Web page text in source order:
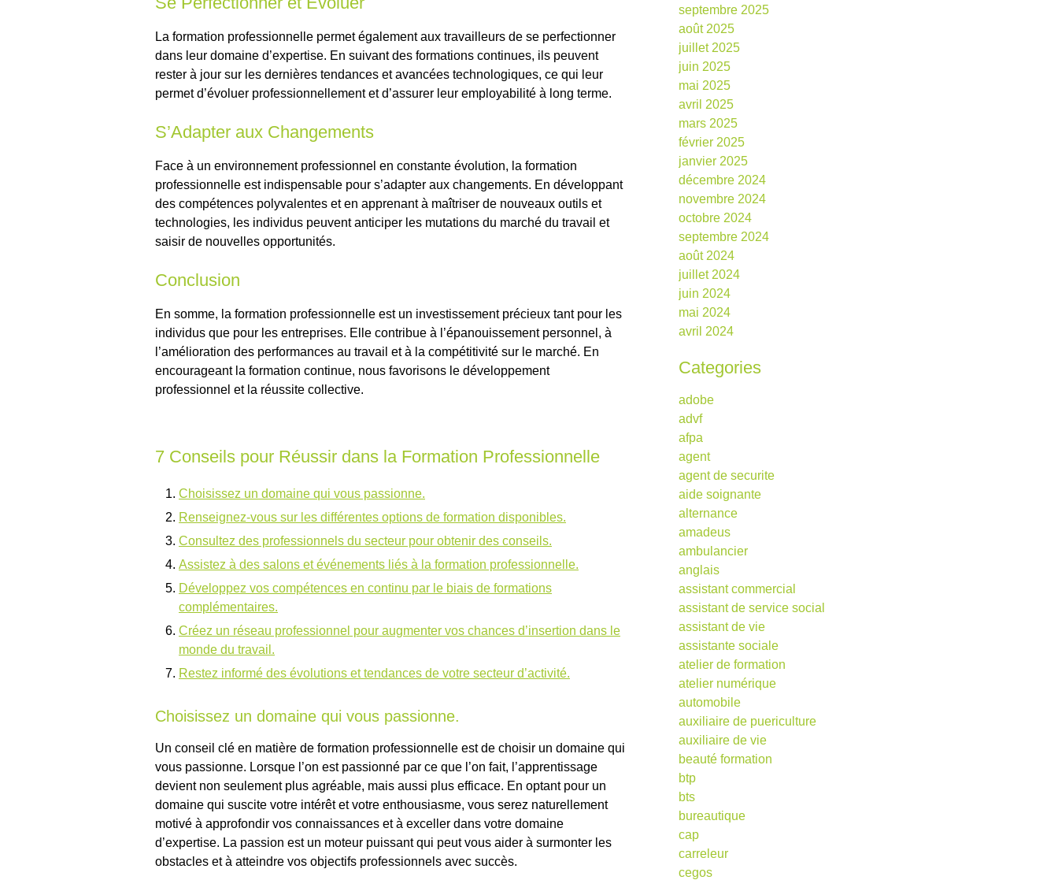
La formation professionnelle permet également aux travailleurs de se perfectionner
dans leur domaine d’expertise. En suivant des formations continues, ils peuvent
rester à jour sur les dernières tendances et avancées technologiques, ce qui leur
permet d’évoluer professionnellement et d’assurer leur employabilité à long terme.
S’Adapter aux Changements
Face à un environnement professionnel en constante évolution, la formation
professionnelle est indispensable pour s’adapter aux changements. En développant
des compétences polyvalentes et en apprenant à maîtriser de nouveaux outils et
technologies, les individus peuvent anticiper les mutations du marché du travail et
saisir de nouvelles opportunités.
Conclusion
En somme, la formation professionnelle est un investissement précieux tant pour les
individus que pour les entreprises. Elle contribue à l’épanouissement personnel, à
l’amélioration des performances au travail et à la compétitivité sur le marché. En
encourageant la formation continue, nous favorisons le développement
professionnel et la réussite collective.
7 Conseils pour Réussir dans la Formation Professionnelle
Choisissez un domaine qui vous passionne.
Renseignez-vous sur les différentes options de formation disponibles.
Consultez des professionnels du secteur pour obtenir des conseils.
Assistez à des salons et événements liés à la formation professionnelle.
Développez vos compétences en continu par le biais de formations
complémentaires.
Créez un réseau professionnel pour augmenter vos chances d’insertion dans le
monde du travail.
Restez informé des évolutions et tendances de votre secteur d’activité.
Choisissez un domaine qui vous passionne.
Un conseil clé en matière de formation professionnelle est de choisir un domaine qui
vous passionne. Lorsque l’on est passionné par ce que l’on fait, l’apprentissage
devient non seulement plus agréable, mais aussi plus efficace. En optant pour un
domaine qui suscite votre intérêt et votre enthousiasme, vous serez naturellement
motivé à approfondir vos connaissances et à exceller dans votre domaine
d’expertise. La passion est un moteur puissant qui peut vous aider à surmonter les
obstacles et à atteindre vos objectifs professionnels avec succès.
septembre 2025
août 2025
juillet 2025
juin 2025
mai 2025
avril 2025
mars 2025
février 2025
janvier 2025
décembre 2024
novembre 2024
octobre 2024
septembre 2024
août 2024
juillet 2024
juin 2024
mai 2024
avril 2024
Categories
adobe
advf
afpa
agent
agent de securite
aide soignante
alternance
amadeus
ambulancier
anglais
assistant commercial
assistant de service social
assistant de vie
assistante sociale
atelier de formation
atelier numérique
automobile
auxiliaire de puericulture
auxiliaire de vie
beauté formation
btp
bts
bureautique
cap
carreleur
cegos